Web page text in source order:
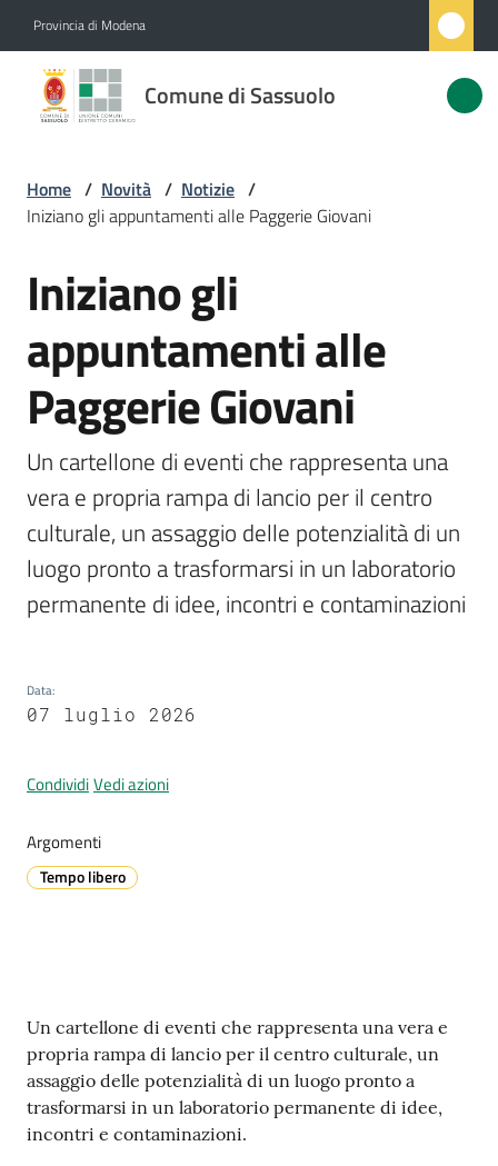
Provincia di Modena
Comune di Sassuolo
Comune
di
Novità
Servizi
Vivere
Sassuolo
l
r
t
m
e
e
o
i
t
S
a
s
Home / Novità / Notizie /
Iniziano gli appuntamenti alle Paggerie Giovani
Salta al contenuto
Iniziano gli
appuntamenti alle
Paggerie Giovani
Un cartellone di eventi che rappresenta una
vera e propria rampa di lancio per il centro
culturale, un assaggio delle potenzialità di un
luogo pronto a trasformarsi in un laboratorio
permanente di idee, incontri e contaminazioni
Data:
07 luglio 2026
CondividiVedi azioni
Argomenti
Tempo libero
Contenuto
Un cartellone di eventi che rappresenta una vera e
propria rampa di lancio per il centro culturale, un
assaggio delle potenzialità di un luogo pronto a
trasformarsi in un laboratorio permanente di idee,
incontri e contaminazioni.